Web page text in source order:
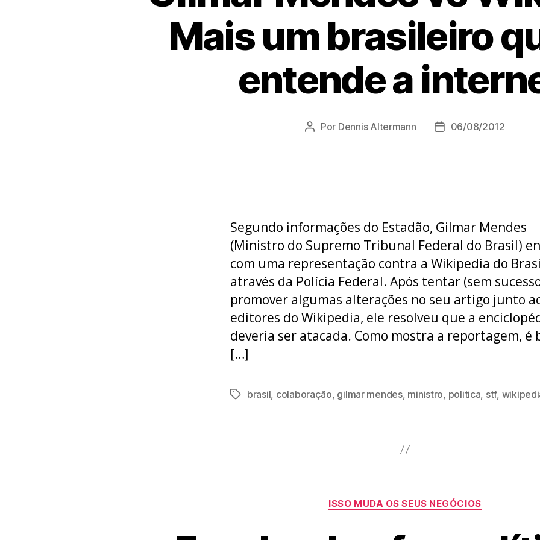
Mais um brasileiro
entende a
Autor
Por Dennis Altermann
Data06/08/2012
Segundo informações do Estadão, Gilmar Mendes
(Ministro do Supremo Tribunal Federal do Brasil)
com uma representação contra a Wikipedia do
através da Polícia Federal. Após tentar (sem
promover algumas alterações no seu artigo junto
editores do Wikipedia, ele resolveu que a
deveria ser atacada. Como mostra a reportagem, é
[…]
Tagsbrasil, colaboração, gilmar mendes, ministro, politica, stf,
Categorias
ISSO MUDA OS SEUS NEGÓCIOS